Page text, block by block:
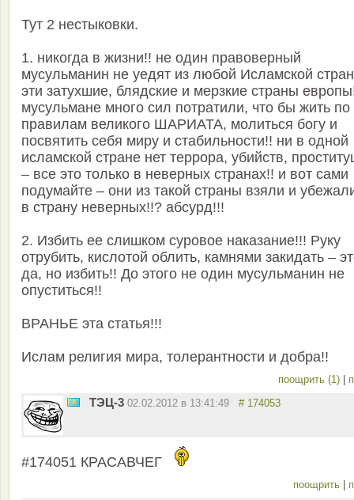
Тут 2 нестыковки.
1. никогда в жизни!! не один правоверный
мусульманин не уедят из любой Исламской
эти затухшие, блядские и мерзкие страны
мусульмане много сил потратили, что бы жить по
правилам великого ШАРИАТА, молиться богу и
посвятить себя миру и стабильности!! ни в одной
исламской стране нет террора, убийств,
– все это только в неверных странах!! и вот сами
подумайте – они из такой страны взяли и
в страну неверных!!? абсурд!!!
2. Избить ее слишком суровое наказание!!! Руку
отрубить, кислотой облить, камнями закидать –
да, но избить!! До этого не один мусульманин не
опуститься!!
ВРАНЬЕ эта статья!!!
Ислам религия мира, толерантности и добра!!
поощрить (1)
ТЭЦ-3 02.02.2012 в 13:41:49 # 174053
#174051 КРАСАВЧЕГ
поощрить